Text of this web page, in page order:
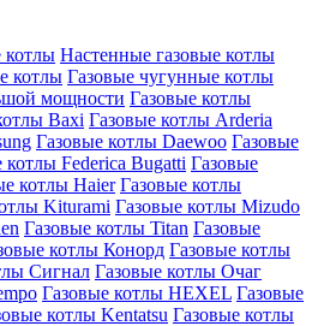
котлы Настенные газовые котлы
котлы Газовые чугунные котлы
мощности Газовые котлы
Baxi Газовые котлы Arderia
Газовые котлы Daewoo Газовые
котлы Federica Bugatti Газовые
котлы Haier Газовые котлы
Kiturami Газовые котлы Mizudo
Газовые котлы Titan Газовые
котлы Конорд Газовые котлы
Сигнал Газовые котлы Очаг
Газовые котлы HEXEL Газовые
котлы Kentatsu Газовые котлы